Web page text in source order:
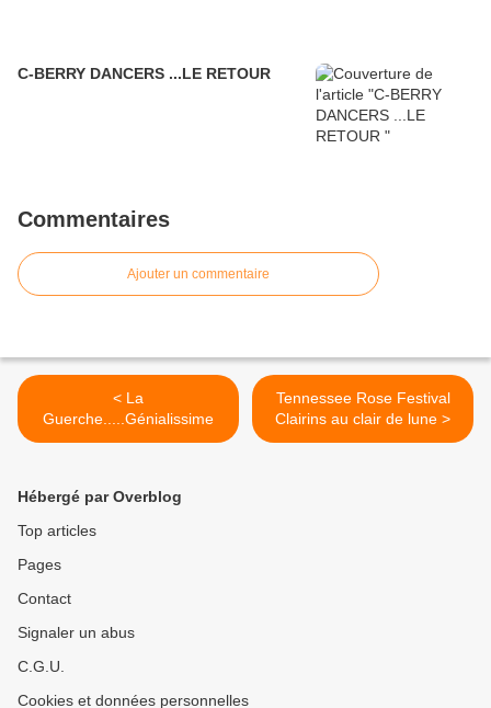
C-BERRY DANCERS ...LE RETOUR
Commentaires
Ajouter un commentaire
< La
Guerche.....Génialissime
Tennessee Rose Festival
Clairins au clair de lune >
Hébergé par Overblog
Top articles
Pages
Contact
Signaler un abus
C.G.U.
Cookies et données personnelles